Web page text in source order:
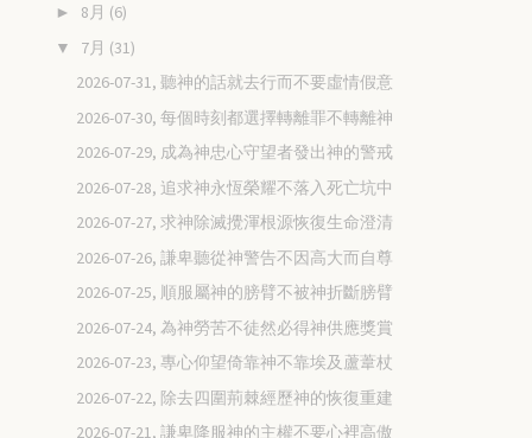
► 8月 (6)
▼ 7月 (31)
2026-07-31, 聽神的話就去行而不要虛情假意
2026-07-30, 每個時刻都選擇轉離罪不轉離神
2026-07-29, 成為神忠心守望者發出神的警戒
2026-07-28, 追求神永恆榮耀不落入死亡坑中
2026-07-27, 求神除滅攪渾根源恢復生命澄清
2026-07-26, 謙卑聽從神警告不因高大而自尊
2026-07-25, 順服屬神的膀臂不被神折斷膀臂
2026-07-24, 為神勞苦不徒然必得神供應獎賞
2026-07-23, 專心仰望倚靠神不靠埃及蘆葦杖
2026-07-22, 除去四圍荊棘經歷神的恢復重建
2026-07-21, 謙卑降服神的主權不要心裡高傲